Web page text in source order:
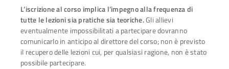
L’iscrizione al corso implica l’impegno alla frequenza di
tutte le lezioni sia pratiche sia teoriche.Gli allievi
eventualmente impossibilitati a partecipare dovranno
comunicarlo in anticipo al direttore del corso; non è previsto
il recupero delle lezioni cui, per qualsiasi ragione, non è stato
possibile partecipare.